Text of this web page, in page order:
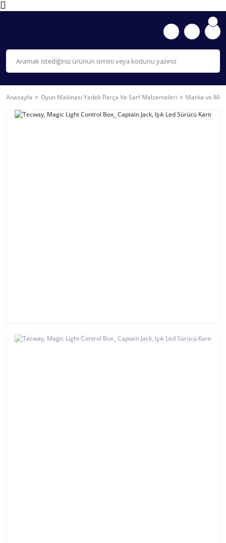
Anasayfa Oyun Makinası Yedek Parça Ve Sarf Malzemeleri Marka ve